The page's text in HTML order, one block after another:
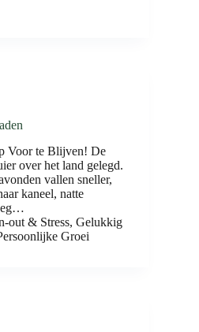
Voor te Blijven! De
over het land gelegd.
vallen sneller,
kaneel, natte
out & Stress, Gelukkig
Groei